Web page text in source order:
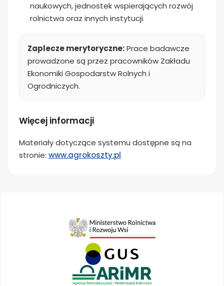
naukowych, jednostek wspierających rozwój
rolnictwa oraz innych instytucji.
Zaplecze merytoryczne:Prace badawcze
prowadzone są przez pracowników Zakładu
Ekonomiki Gospodarstw Rolnych i
Ogrodniczych.
Więcej informacji
Materiały dotyczące systemu dostępne są na
stronie: www.agrokoszty.pl